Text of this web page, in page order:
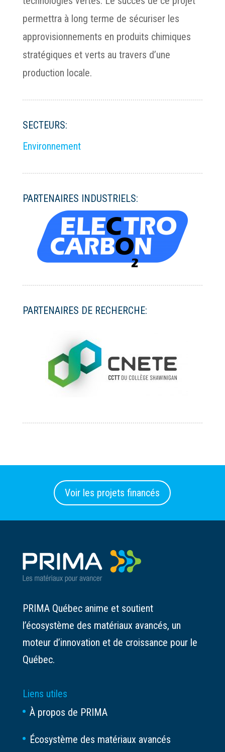
permettra à long terme de sécuriser les
approvisionnements en produits chimiques
stratégiques et verts au travers d’une
production locale.
SECTEURS:
Environnement
PARTENAIRES INDUSTRIELS:
PARTENAIRES DE RECHERCHE:
Voir les projets financés
PRIMA Québec anime et soutient
l’écosystème des matériaux avancés, un
moteur d’innovation et de croissance pour le
Québec.
Liens utiles
À propos de PRIMA
Écosystème des matériaux avancés